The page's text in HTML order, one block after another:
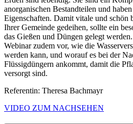
anorganischen Bestandteilen und
Eigenschaften. Damit vitale und schön
Ihrer Gemeinde gedeihen, sollte ein
das Gießen und Düngen gelegt
Webinar zudem vor, wie die
werden kann, und worauf es bei der
Flüssigdüngern ankommt, damit die
versorgt sind.
Referentin: Theresa Bachmayr
VIDEO ZUM NACHSEHEN